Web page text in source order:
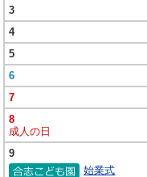
3
4
5
6
7
8
成人の日
9
始業式